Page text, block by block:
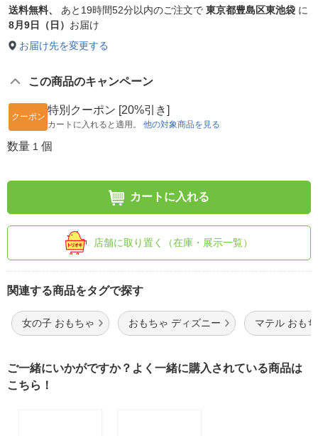
送料無料、 あと 19時間52分以内のご注文で 東京都豊島区東池袋 に
8月9日（日） お届け
お届け先を変更する
この商品のキャンペーン
クーポン
特別クーポン [20%引き]
カートに入れると適用。 他の対象商品を見る
数量 1 個
カートに入れる
店舗に取り置く（在庫・展示一覧）
関連する商品をタグで探す
女の子 おもちゃ おもちゃ ディズニー マテル おも
ご一緒にいかがですか？よく一緒に購入されている商品は
こちら！